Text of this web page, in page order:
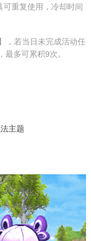
重复使用，冷却时间
，若当日未完成活动任
多可累积9次。
主题